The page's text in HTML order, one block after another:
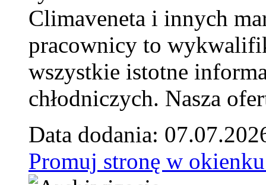
Climaveneta i innych
pracownicy to
wszystkie istotne
chłodniczych. Nasza
Data dodania:
Promuj stronę w